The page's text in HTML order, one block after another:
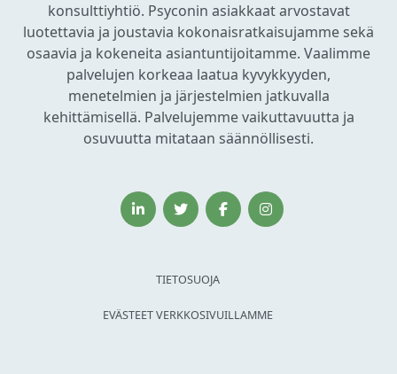
konsulttiyhtiö. Psyconin asiakkaat arvostavat
luotettavia ja joustavia kokonaisratkaisujamme sekä
osaavia ja kokeneita asiantuntijoitamme. Vaalimme
palvelujen korkeaa laatua kyvykkyyden,
menetelmien ja järjestelmien jatkuvalla
kehittämisellä. Palvelujemme vaikuttavuutta ja
osuvuutta mitataan säännöllisesti.
TIETOSUOJA
EVÄSTEET VERKKOSIVUILLAMME